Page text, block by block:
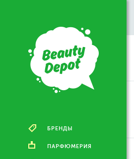
БРЕНДЫ
ПАРФЮМЕРИЯ